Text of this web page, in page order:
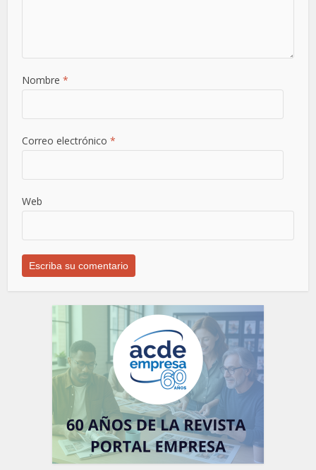
Nombre*
Correo electrónico*
Web